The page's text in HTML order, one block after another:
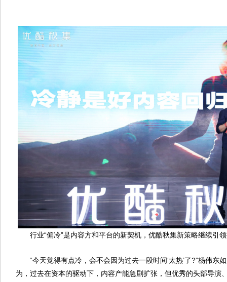
行业“偏冷”是内容方和平台的新契机，优酷秋集新策略继续引
“今天觉得有点冷，会不会因为过去一段时间‘太热’了?”杨伟东
为，过去在资本的驱动下，内容产能急剧扩张，但优秀的头部导演